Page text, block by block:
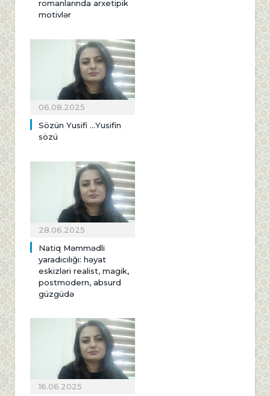
romanlarında arxetipik
motivlər
06.08.2025
Sözün Yusifi ...Yusifin
sözü
28.06.2025
Natiq Məmmədli
yaradıcılığı: həyat
eskizləri realist, magik,
postmodern, absurd
güzgüdə
16.06.2025